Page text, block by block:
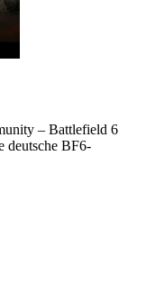
– Battlefield 6
deutsche BF6-